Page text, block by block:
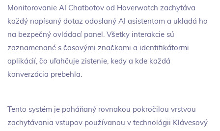
Monitorovanie AI Chatbotov od Hoverwatch zachytáva
každý napísaný dotaz odoslaný AI asistentom a ukladá ho
na bezpečný ovládací panel. Všetky interakcie sú
zaznamenané s časovými značkami a identifikátormi
aplikácií, čo uľahčuje zistenie, kedy a kde každá
konverzácia prebehla.
Tento systém je poháňaný rovnakou pokročilou vrstvou
zachytávania vstupov používanou v technológii Klávesový